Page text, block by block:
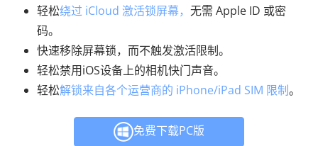
轻松绕过 iCloud 激活锁屏幕， 无需 Apple ID 或密
码。
快速移除屏幕锁，而不触发激活限制。
轻松禁用iOS设备上的相机快门声音。
轻松解锁来自各个运营商的 iPhone/iPad SIM 限制。
免费下载PC版